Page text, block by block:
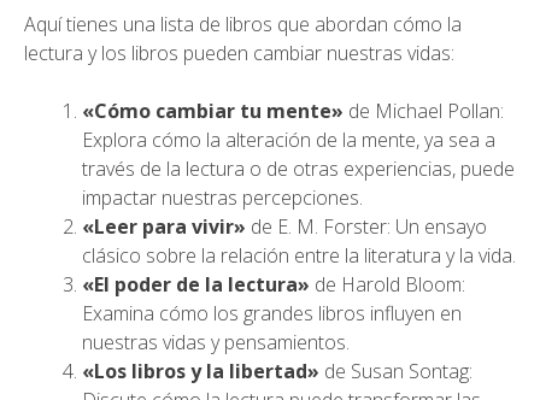
Aquí tienes una lista de libros que abordan cómo la
lectura y los libros pueden cambiar nuestras vidas:
«Cómo cambiar tu mente» de Michael Pollan:
Explora cómo la alteración de la mente, ya sea a
través de la lectura o de otras experiencias, puede
impactar nuestras percepciones.
«Leer para vivir» de E. M. Forster: Un ensayo
clásico sobre la relación entre la literatura y la vida.
«El poder de la lectura» de Harold Bloom:
Examina cómo los grandes libros influyen en
nuestras vidas y pensamientos.
«Los libros y la libertad» de Susan Sontag: